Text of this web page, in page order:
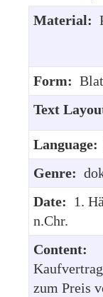
Material:
Form:
Text
Language:
Genre:
Date: 1.
n.Chr.
Content:
zum Preis